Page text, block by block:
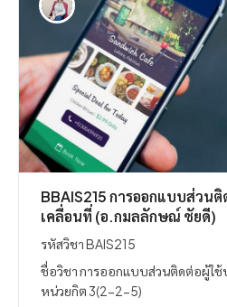
BBAIS215 การออกแบบส่วน
เคลื่อนที่ (อ.กมลลักษณ์ ชัยดี)
รหัสวิชา BAIS215
ชื่อวิชา การออกแบบส่วนติดต่อผู้ใ
หน่วยกิต3(2-2-5)